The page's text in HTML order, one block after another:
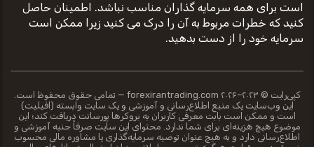
است برای همه سرمایه گذاران مناسب نباشد. اطمینان حاصل
کنید که خطرات مربوط به آن را درک می کنید زیرا ممکن است
سرمایه خود را از دست بدهید.
کپی‌رایت © ۲۰۲۳–۲۰۲۶ forexirantrading.com — تمامی حقوق محفوظ است.
این وب‌سایت یک منبع اطلاع‌رسانی و آموزشی و یک سایت وابسته (افیلیت)
است و ممکن است بابت معرفی کاربران به بروکرها پورسانت دریافت کند؛ این
موضوع هیچ هزینه‌ای برای شما ندارد. محتوای این سایت صرفاً جنبه آموزشی و
اطلاع‌رسانی دارد و به هیچ عنوان توصیه سرمایه‌گذاری یا مشاوره مالی محسوب